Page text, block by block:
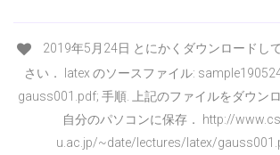
2019年5月24日 とにかくダウンロードし
さい． latex のソースファイル:
gauss001.pdf; 手順. 上記のファイルをダウン
自分のパソコンに保存． http://
u.ac.jp/~date/lectures/latex/